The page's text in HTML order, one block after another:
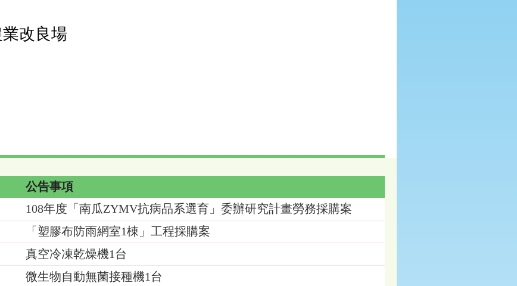
改良場
公告事項
108年度「南瓜ZYMV抗病品系選育」委辦研究計畫勞務採購案
「塑膠布防雨網室1棟」工程採購案
真空冷凍乾燥機1台
微生物自動無菌接種機1台